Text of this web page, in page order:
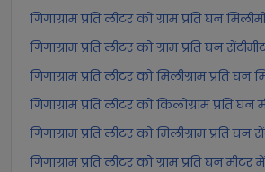
गिगाग्राम प्रति लीटर को ग्राम प्रति घन
गिगाग्राम प्रति लीटर को ग्राम प्रति घन
गिगाग्राम प्रति लीटर को मिलीग्राम प्रति
गिगाग्राम प्रति लीटर को किलोग्राम प्रति
गिगाग्राम प्रति लीटर को मिलीग्राम प्रति
गिगाग्राम प्रति लीटर को ग्राम प्रति घन